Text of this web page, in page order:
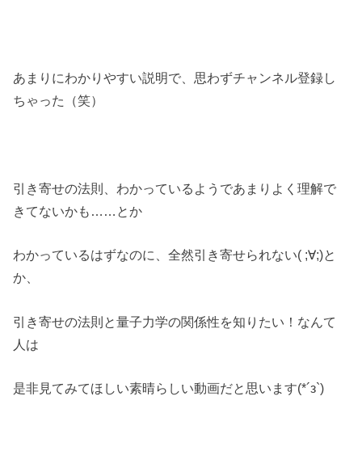
あまりにわかりやすい説明で、思わずチャンネル登録し
ちゃった（笑）
引き寄せの法則、わかっているようであまりよく理解で
きてないかも……とか
わかっているはずなのに、全然引き寄せられない( ;∀;)と
か、
引き寄せの法則と量子力学の関係性を知りたい！なんて
人は
是非見てみてほしい素晴らしい動画だと思います(*´з`)